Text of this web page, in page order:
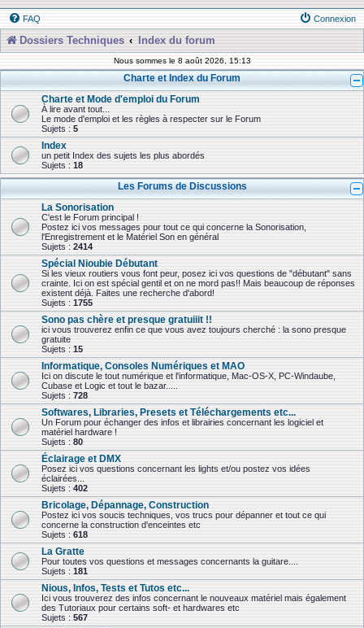
FAQ Connexion
Dossiers Techniques Index du forum
Nous sommes le 8 août 2026, 15:13
Charte et Index du Forum
Charte et Mode d'emploi du Forum
À lire avant tout...
Le mode d'emploi et les règles à respecter sur le Forum
Sujets : 5
Index
un petit Index des sujets les plus abordés
Sujets : 18
Les Forums de Discussions
La Sonorisation
C'est le Forum principal !
Postez ici vos messages pour tout ce qui concerne la Sonorisation,
l'Enregistrement et le Matériel Son en général
Sujets : 2414
Spécial Nioubie Débutant
Si les vieux routiers vous font peur, posez ici vos questions de "débutant" sans
crainte. Ici on est spécial gentil et on ne mord pas!! Mais beaucoup de réponses
existent déjà. Faites une recherche d'abord!
Sujets : 1755
Sono pas chère et presque gratuiiit !!
ici vous trouverez enfin ce que vous avez toujours cherché : la sono presque
gratuite
Sujets : 15
Informatique, Consoles Numériques et MAO
Ici on discute le tout numérique et l'informatique, Mac-OS-X, PC-Windaube,
Cubase et Logic et tout le bazar.....
Sujets : 728
Softwares, Libraries, Presets et Téléchargements etc...
Un Forum pour échanger des infos et librairies concernant les logiciel et
matériel hardware !
Sujets : 80
Éclairage et DMX
Posez ici vos questions concernant les lights et/ou postez vos idées
éclairées...
Sujets : 402
Bricolage, Dépannage, Construction
Postez ici vos soucis techniques, vos trucs pour dépanner et tout ce qui
concerne la construction d'enceintes etc
Sujets : 618
La Gratte
Pour toutes vos questions et messages concernants la guitare....
Sujets : 181
Nious, Infos, Tests et Tutos etc...
Ici vous trouverez des infos concernant le nouveaux matériel mais également
des Tutoriaux pour certains soft- et hardwares etc
Sujets : 567